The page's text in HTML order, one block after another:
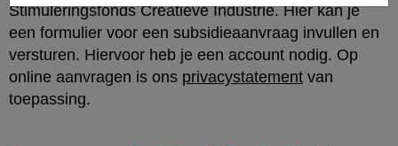
Stimuleringsfonds Creatieve Industrie. Hier kan je
een formulier voor een subsidieaanvraag invullen en
versturen. Hiervoor heb je een account nodig. Op
online aanvragen is ons privacystatement van
toepassing.